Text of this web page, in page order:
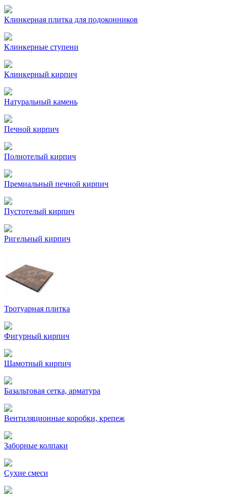
Клинкерная плитка для подоконников
Клинкерные ступени
Клинкерный кирпич
Натуральный камень
Печной кирпич
Полнотелый кирпич
Премиальный печной кирпич
Пустотелый кирпич
Ригельный кирпич
Тротуарная плитка
Фигурный кирпич
Шамотный кирпич
Базальтовая сетка, арматура
Вентиляционные коробки, крепеж
Заборные колпаки
Сухие смеси